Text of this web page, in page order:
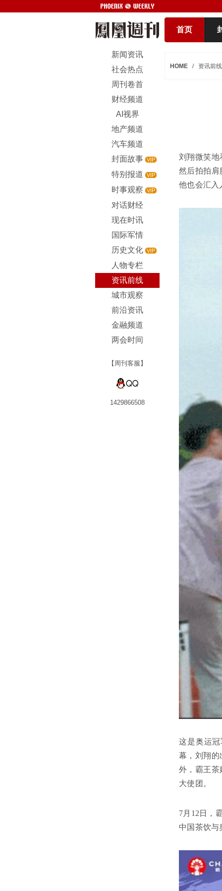
首页
新闻资讯
社会热点
周刊卷首
财经频道
AI视界
地产频道
汽车频道
封面故事 VIP
特别报道 VIP
时事观察 VIP
对话财经
现在时讯
国际军情
历史文化 VIP
人物专栏
资讯前线
城市观察
前沿资讯
金融频道
两会时间
【周刊客服】
1429866508
HOME / 资讯前线
刘翔微笑地
然后拍拍肩
他也会汇入
这是奥运
幕，刘翔的
外，霸王茶
大使团。
7月12日，
中国茶饮与